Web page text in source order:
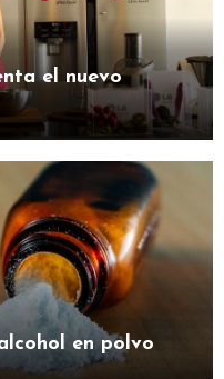
el nuevo
en polvo